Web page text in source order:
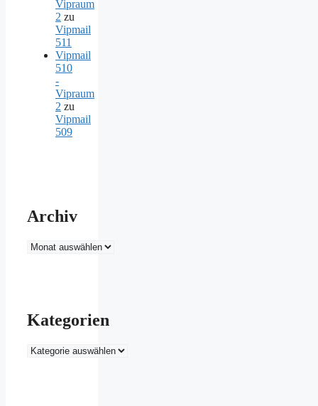
Vipraum
2 zu
Vipmail
511
Vipmail
510
-
Vipraum
2 zu
Vipmail
509
Archiv
Archiv
Kategorien
Kategorien